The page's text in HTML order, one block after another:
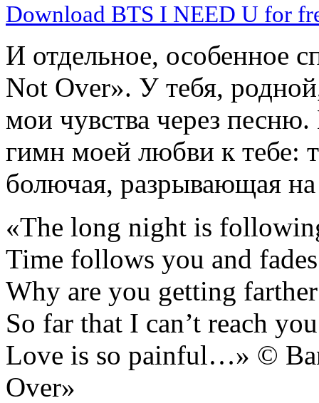
Download BTS I NEED U for
И отдельное, особенное
Not Over». У тебя,
мои чувства через
гимн моей любви к тебе:
болючая, разрывающая
«The long night is
Time follows you and fades
Why are you getting
So far that I can’t reach
Love is so painful…» ©
Over»